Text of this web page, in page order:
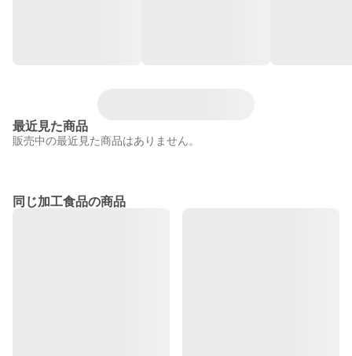
最近見た商品
販売中の最近見た商品はありません。
同じ加工食品の商品